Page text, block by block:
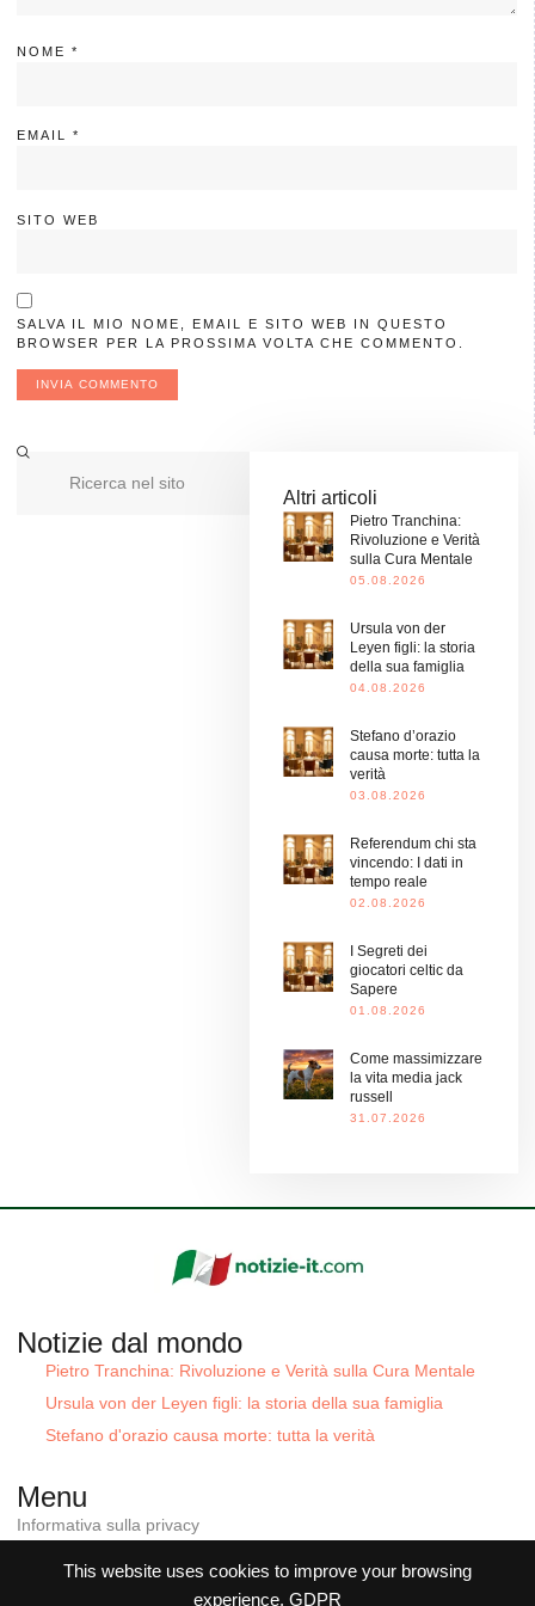
This website uses cookies to improve your browsing
experience. GDPR
NOME *
EMAIL *
SITO WEB
SALVA IL MIO NOME, EMAIL E SITO WEB IN QUESTO
BROWSER PER LA PROSSIMA VOLTA CHE COMMENTO.
Altri articoli
Pietro Tranchina:
Rivoluzione e Verità
sulla Cura Mentale
05.08.2026
Ursula von der
Leyen figli: la storia
della sua famiglia
04.08.2026
Stefano d’orazio
causa morte: tutta la
verità
03.08.2026
Referendum chi sta
vincendo: I dati in
tempo reale
02.08.2026
I Segreti dei
giocatori celtic da
Sapere
01.08.2026
Come massimizzare
la vita media jack
russell
31.07.2026
Notizie dal mondo
Pietro Tranchina: Rivoluzione e Verità sulla Cura Mentale
Ursula von der Leyen figli: la storia della sua famiglia
Stefano d'orazio causa morte: tutta la verità
Menu
Informativa sulla privacy
Politica sui cookie